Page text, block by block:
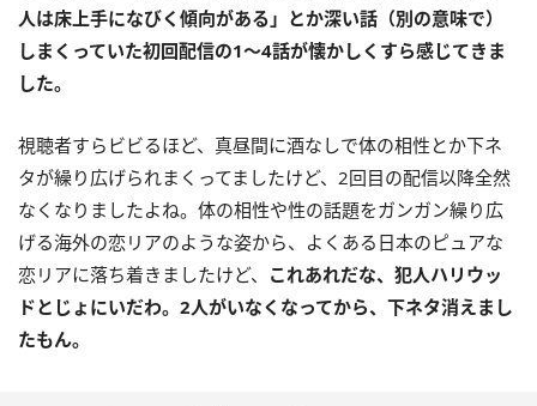
人は床上手になびく傾向がある」とか深い話（別の意味で）
しまくっていた初回配信の1〜4話が懐かしくすら感じてきま
した。
視聴者すらビビるほど、真昼間に酒なしで体の相性とか下ネ
タが繰り広げられまくってましたけど、2回目の配信以降全然
なくなりましたよね。体の相性や性の話題をガンガン繰り広
げる海外の恋リアのような姿から、よくある日本のピュアな
恋リアに落ち着きましたけど、 これあれだな、犯人ハリウッ
ドとじょにいだわ。2人がいなくなってから、下ネタ消えまし
たもん。